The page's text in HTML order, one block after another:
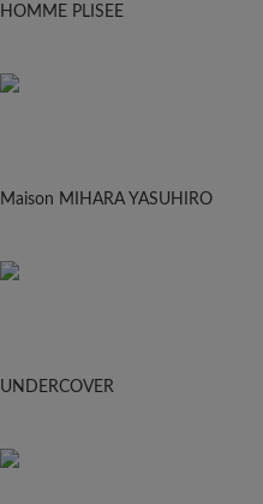
HOMME PLISEE
Maison MIHARA YASUHIRO
UNDERCOVER